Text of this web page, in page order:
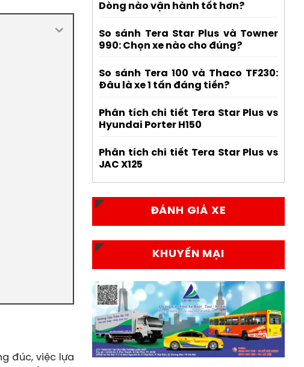
đúc, việc lựa
Dòng nào vận hành tốt hơn?
So sánh Tera Star Plus và Towner
990: Chọn xe nào cho đúng?
So sánh Tera 100 và Thaco TF230:
Đâu là xe 1 tấn đáng tiền?
Phân tích chi tiết Tera Star Plus vs
Hyundai Porter H150
Phân tích chi tiết Tera Star Plus vs
JAC X125
ĐÁNH GIÁ XE
KHUYẾN MẠI